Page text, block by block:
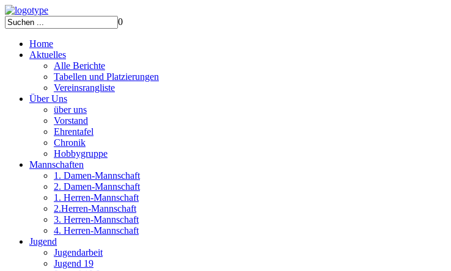
0
Home
Aktuelles
Alle Berichte
Tabellen und Platzierungen
Vereinsrangliste
Über Uns
über uns
Vorstand
Ehrentafel
Chronik
Hobbygruppe
Mannschaften
1. Damen-Mannschaft
2. Damen-Mannschaft
1. Herren-Mannschaft
2.Herren-Mannschaft
3. Herren-Mannschaft
4. Herren-Mannschaft
Jugend
Jugendarbeit
Jugend 19